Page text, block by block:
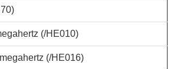
(/HE010)
(/HE016)